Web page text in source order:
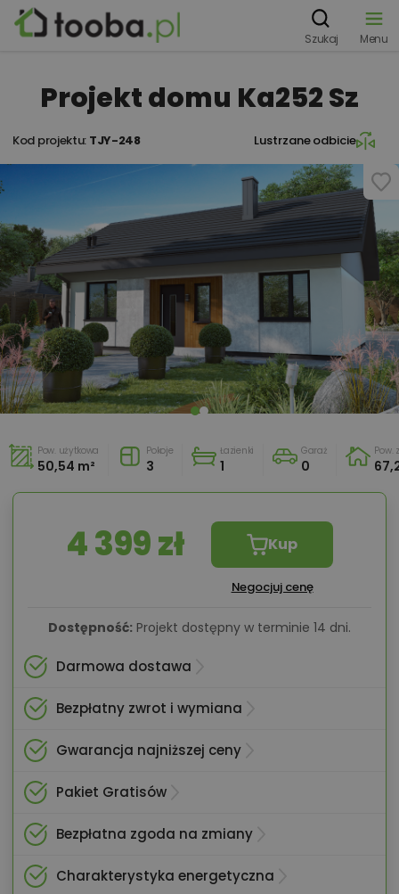
Szukaj Menu
Projekt domu Ka252 Sz
Kod projektu: TJY-248 Lustrzane odbicie
Pow. użytkowa
50,54 m²
Pokoje
3
Łazienki
1
Garaż
0
Pow.
4 399 zł Kup
Negocjuj cenę
Dostępność: Projekt dostępny w terminie 14 dni.
Darmowa dostawa
Bezpłatny zwrot i wymiana
Gwarancja najniższej ceny
Pakiet Gratisów
Bezpłatna zgoda na zmiany
Charakterystyka energetyczna